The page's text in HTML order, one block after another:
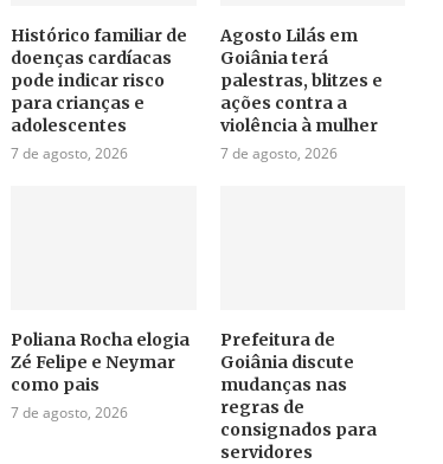
Histórico familiar de
doenças cardíacas
pode indicar risco
para crianças e
adolescentes
7 de agosto, 2026
Agosto Lilás em
Goiânia terá
palestras, blitzes e
ações contra a
violência à mulher
7 de agosto, 2026
Poliana Rocha elogia
Zé Felipe e Neymar
como pais
7 de agosto, 2026
Prefeitura de
Goiânia discute
mudanças nas
regras de
consignados para
servidores